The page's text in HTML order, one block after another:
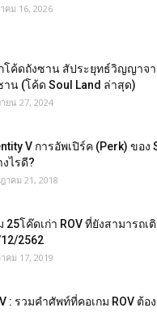
คม 16, 2026
โค้ดถังซาน สัประยุทธ์วิญญาจ
าน (โค้ด Soul Land ล่าสุด)
ยน 27, 2024
V การอัพเปิร์ค (Perk) ของ
งไรดี?
าคม 21, 2018
25โค๊ดเก่า ROV ที่ยังสามารถเ
2562
คม 17, 2019
: รวมคำศัพท์ที่คอเกม ROV ต้อ